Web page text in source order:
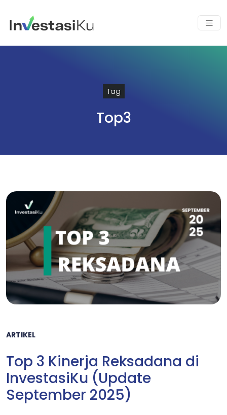
Tag
Top3
ARTIKEL
Top 3 Kinerja Reksadana di
InvestasiKu (Update
September 2025)